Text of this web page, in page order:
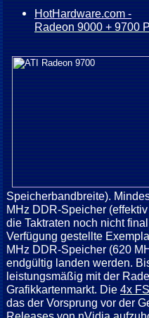
HotHardware.com -
Radeon 9000 + 9700
Speicherbandbreite).
MHz DDR-Speicher
die Taktraten noch nicht
Verfügung gestellte
MHz DDR-Speicher (620
endgültig landen werden.
leistungsmäßig mit der
Grafikkartenmarkt. Die4x
das der Vorsprung vor der